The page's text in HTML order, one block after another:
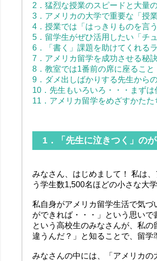
2．猛烈な授業のスピードと大量
3．アメリカの大学で重要な「授業
4．授業では「はっきりものを言
5．留学生がぜひ活用したい「チュ
6．「書く」課題を助けてくれる
7．アメリカ留学を成功させる秘
8．教室では1番前の席に座ること
9．ダメ出しばかりする先生から
10．先生もいろいろ・・・まずは
11．アメリカ留学をめざすかたた
1．「先生に泣きつく」の
みなさん、はじめまして！ 私は
う学生数1,500名ほどの小さな大
私自身がアメリカ留学生活で気
ができれば・・・」という思い
という高校生のみなさんが、私
違うんだ？」と知ることで、留学
みなさんの中には、「アメリカの